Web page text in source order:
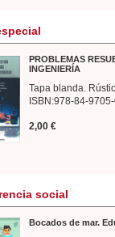
PROBLEMAS
INGENIERÍA
Tapa blanda.
ISBN:978-84-
2,00 €
social
Bocados de mar.